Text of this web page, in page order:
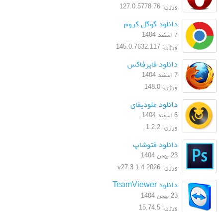
ورژن: 127.0.5778.76
دانلود گوگل کروم
ورژن: 145.0.7632.117
دانلود فایرفاکس
7 اسفند 1404
ورژن: 148.0
دانلود ملودیفای
ورژن: 1.2.2
دانلود فتوشاپ
ورژن: 2026 v27.3.1.4
دانلود TeamViewer
23 بهمن 1404
ورژن: 15.74.5